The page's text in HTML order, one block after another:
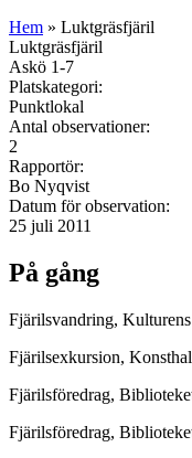
Hem » Luktgräsfjäril
Luktgräsfjäril
Askö 1-7
Platskategori:
Punktlokal
Antal observationer:
2
Rapportör:
Bo Nyqvist
Datum för observation:
25 juli 2011
På gång
Fjärilsvandring,
Fjärilsexkursion,
Fjärilsföredrag,
Fjärilsföredrag,